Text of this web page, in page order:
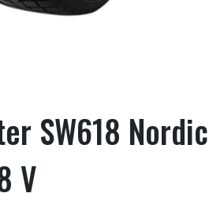
SW618 Nordic
V